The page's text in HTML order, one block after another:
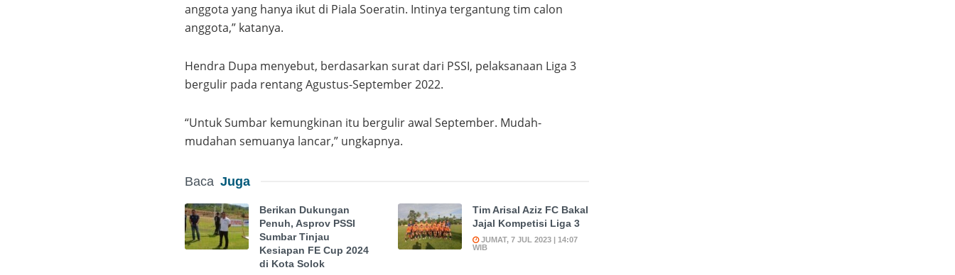
anggota yang hanya ikut di Piala Soeratin. Intinya tergantung tim calon
anggota,” katanya.
Hendra Dupa menyebut, berdasarkan surat dari PSSI, pelaksanaan Liga 3
bergulir pada rentang Agustus-September 2022.
“Untuk Sumbar kemungkinan itu bergulir awal September. Mudah-
mudahan semuanya lancar,” ungkapnya.
Baca Juga
Berikan Dukungan
Penuh, Asprov PSSI
Sumbar Tinjau
Kesiapan FE Cup 2024
di Kota Solok
Tim Arisal Aziz FC Bakal
Jajal Kompetisi Liga 3
JUMAT, 7 JUL 2023 | 14:07
WIB